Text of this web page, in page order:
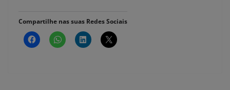
Compartilhe nas suas Redes Sociais